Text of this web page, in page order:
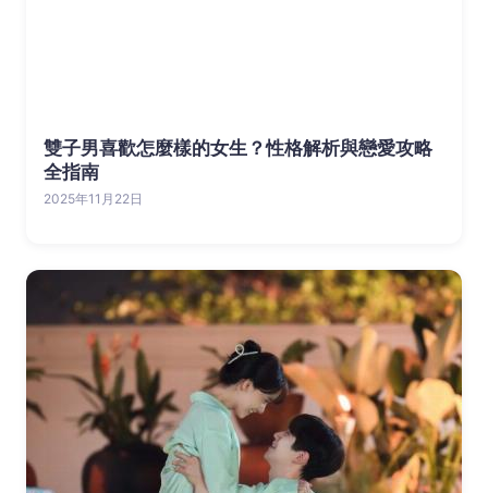
雙子男喜歡怎麼樣的女生？性格解析與戀愛攻略
全指南
2025年11月22日